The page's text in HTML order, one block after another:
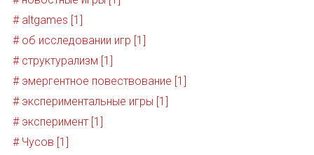
# altgames [1]
# об исследовании игр [1]
# структурализм [1]
# эмергентное повествование [1]
# экспериментальные игры [1]
# эксперимент [1]
# Чусов [1]